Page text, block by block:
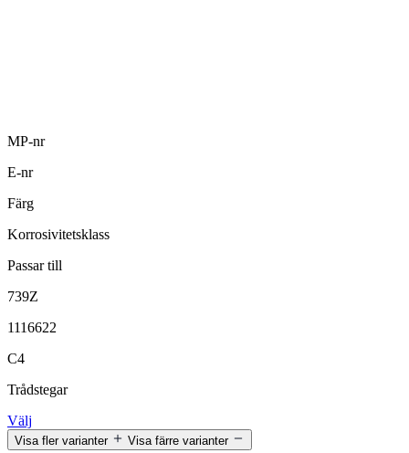
MP-nr
E-nr
Färg
Korrosivitetsklass
Passar till
739Z
1116622
C4
Trådstegar
Välj
Visa fler varianter Visa färre varianter